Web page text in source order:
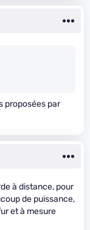
proposées par
à distance, pour
de puissance,
et à mesure